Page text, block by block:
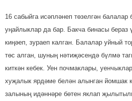
16 сабыйга исәпләнеп төзелгән балалар
уңайлыклар да бар. Бакча бинасы бераз
киңәеп, зураеп калган. Балалар уйный
төс алган, шуның нәтиҗәсендә бүлмә
киткән кебек. Уен почмаклары,
хуҗалык ярдәме белән алынган йомшак
залының идәннәре бөтен яклап